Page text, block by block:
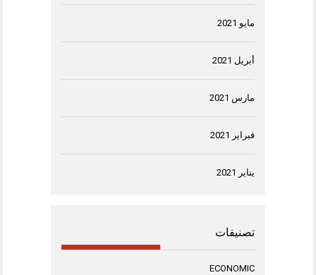
مايو 2021
أبريل 2021
مارس 2021
فبراير 2021
يناير 2021
تصنيفات
ECONOMIC